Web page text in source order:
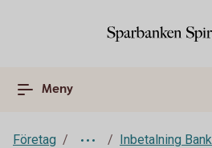
Meny
Företag
Inbetalning